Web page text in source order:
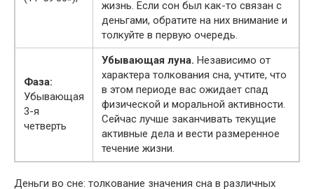
жизнь. Если сон был как-то связан с
деньгами, обратите на них внимание и
толкуйте в первую очередь.
Фаза:
Убывающая
3-я
четверть
Убывающая луна. Независимо от
характера толкования сна, учтите, что
в этом периоде вас ожидает спад
физической и моральной активности.
Сейчас лучше заканчивать текущие
активные дела и вести размеренное
течение жизни.
Деньги во сне: толкование значения сна в различных